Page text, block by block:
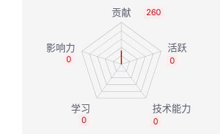
260
0
0
0
0